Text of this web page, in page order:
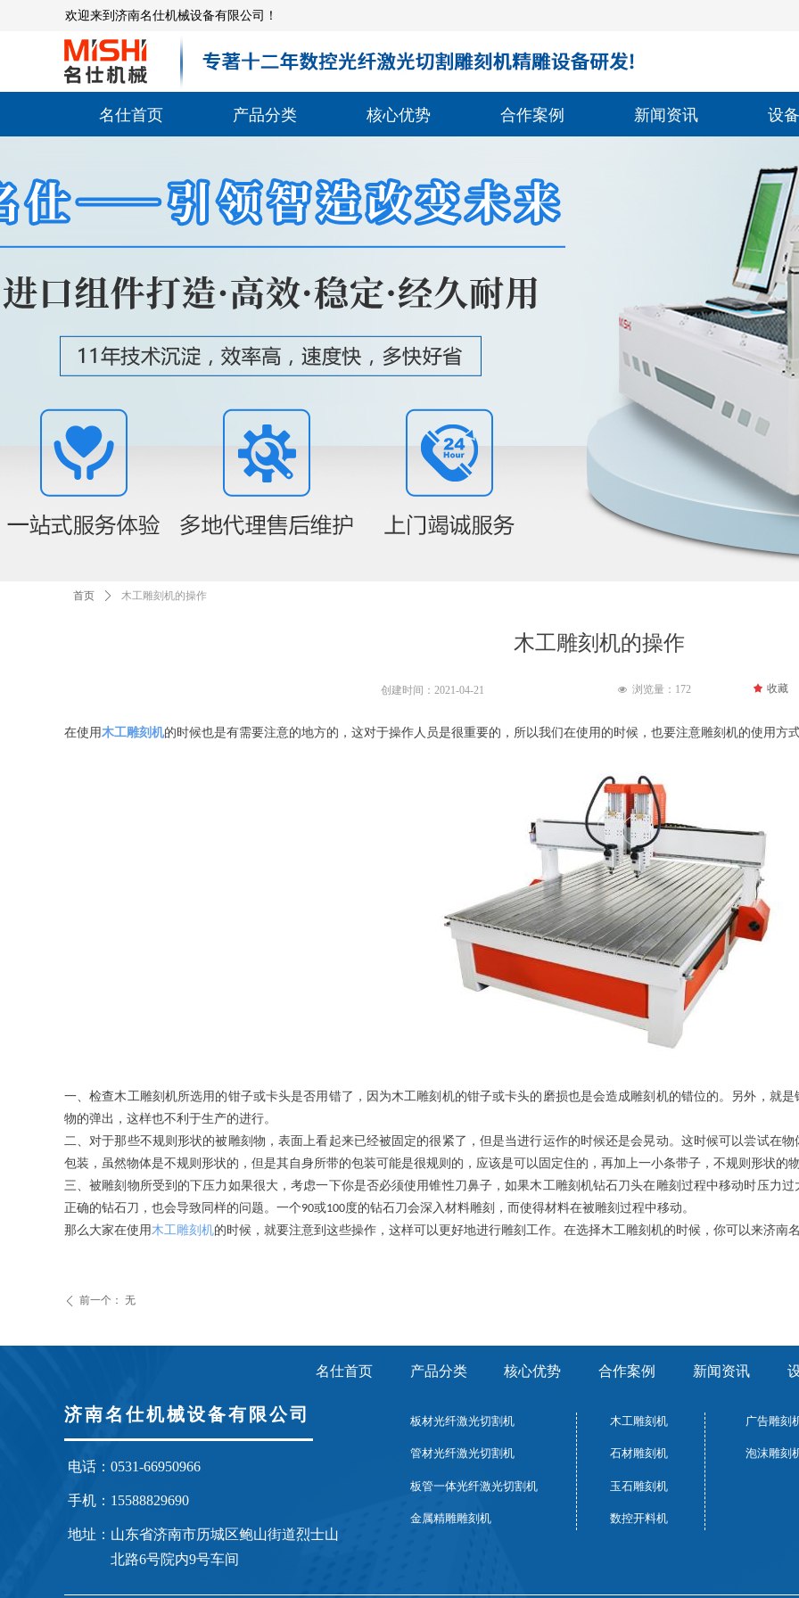
欢迎来到济南名仕机械设备有限公司！
名仕首页 产品分类 核心优势 合作案例 新闻资讯 设
木工雕刻机的操作
在使用木工雕刻机的时候也是有需要注意的地方的，这对于操作人员是很重要的，所以我们在使用的时候，也要注意雕刻机的使用方
一、检查木工雕刻机所选用的钳子或卡头是否用错了，因为木工雕刻机的钳子或卡头的磨损也是会造成雕刻机的错位的。另外，就
物的弹出，这样也不利于生产的进行。
二、对于那些不规则形状的被雕刻物，表面上看起来已经被固定的很紧了，但是当进行运作的时候还是会晃动。这时候可以尝试在
包装，虽然物体是不规则形状的，但是其自身所带的包装可能是很规则的，应该是可以固定住的，再加上一小条带子，不规则形状的
三、被雕刻物所受到的下压力如果很大，考虑一下你是否必须使用锥性刀鼻子，如果木工雕刻机钻石刀头在雕刻过程中移动时压力
正确的钻石刀，也会导致同样的问题。一个90或100度的钻石刀会深入材料雕刻，而使得材料在被雕刻过程中移动。
那么大家在使用木工雕刻机的时候，就要注意到这些操作，这样可以更好地进行雕刻工作。在选择木工雕刻机的时候，你可以来济南
首页 ꄲ 木工雕刻机的操作
创建时间： 2021-04-21 넶 浏览量： 172 끄 收藏
ꄴ 前一个： 无
济南名仕机械设备有限公司
电话： 0531-66950966
手机： 15588829690
地址： 山东省济南市历城区鲍山街道烈士山
北路6号院内9号车间
名仕首页 产品分类 核心优势 合作案例 新闻资讯
板材光纤激光切割机
管材光纤激光切割机
板管一体光纤激光切割机
金属精雕雕刻机
木工雕刻机
石材雕刻机
玉石雕刻机
数控开料机
广告雕刻
泡沫雕刻